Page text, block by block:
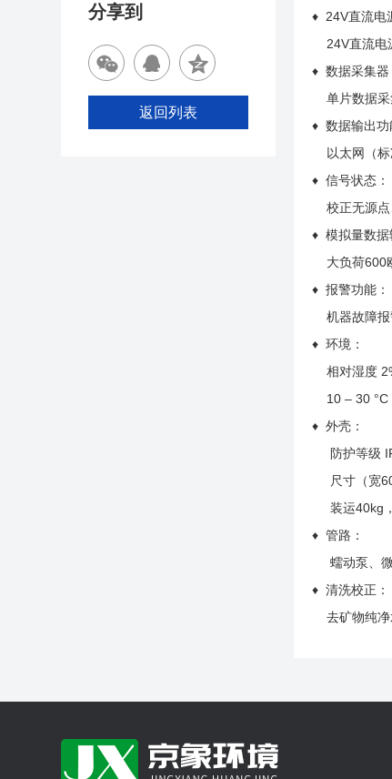
♦ 24V直流电
24V直流
♦ 数据采集器
单片数据采
♦ 数据输出功
以太网（标
♦ 信号状态：
校正无源点
♦ 模拟量数据
大负荷600
♦ 报警功能：
机器故障报
♦ 环境：
相对湿度
10 – 30 °C
♦ 外壳：
防护等级
尺寸（宽
装运40kg
♦ 管路：
蠕动泵、微
♦ 清洗校正：
去矿物纯净
分享到
返回列表